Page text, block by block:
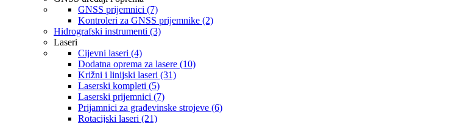
GNSS prijemnici (7)
Kontroleri za GNSS prijemnike (2)
Hidrografski instrumenti (3)
Laseri
Cijevni laseri (4)
Dodatna oprema za lasere (10)
Križni i linijski laseri (31)
Laserski kompleti (5)
Laserski prijemnici (7)
Prijamnici za građevinske strojeve (6)
Rotacijski laseri (21)